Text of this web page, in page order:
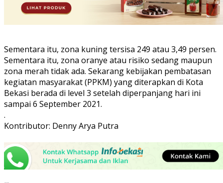
Sementara itu, zona kuning tersisa 249 atau 3,49 persen.
Sementara itu, zona oranye atau risiko sedang maupun
zona merah tidak ada. Sekarang kebijakan pembatasan
kegiatan masyarakat (PPKM) yang diterapkan di Kota
Bekasi berada di level 3 setelah diperpanjang hari ini
sampai 6 September 2021.
.
Kontributor: Denny Arya Putra